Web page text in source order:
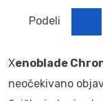
Podeli
Xenoblade
neočekivano